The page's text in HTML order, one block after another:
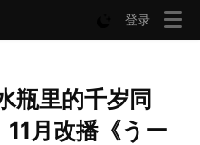
登录
瓶里的千岁同
月改播《うー